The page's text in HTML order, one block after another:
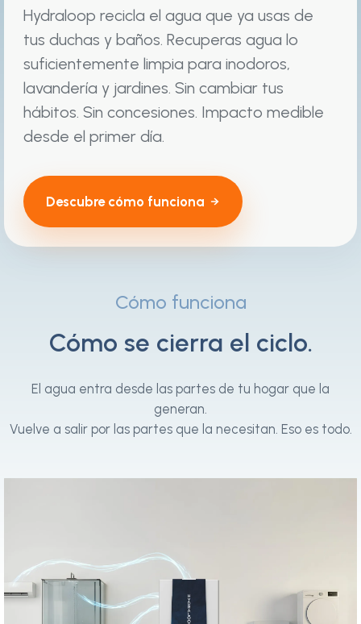
Hydraloop recicla el agua que ya usas de
tus duchas y baños. Recuperas agua lo
suficientemente limpia para inodoros,
lavandería y jardines. Sin cambiar tus
hábitos. Sin concesiones. Impacto medible
desde el primer día.
Descubre cómo funciona
Cómo funciona
Cómo se cierra el ciclo.
El agua entra desde las partes de tu hogar que la
generan.
Vuelve a salir por las partes que la necesitan. Eso es todo.